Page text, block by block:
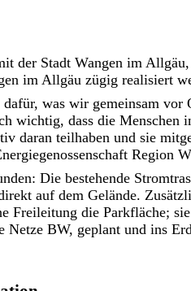
der Stadt Wangen im
im Allgäu zügig realisiert
was wir gemeinsam vor
wichtig, dass die Menschen
daran teilhaben und sie
Region
Die bestehende
auf dem Gelände.
Freileitung die Parkfläche;
Netze BW, geplant und ins